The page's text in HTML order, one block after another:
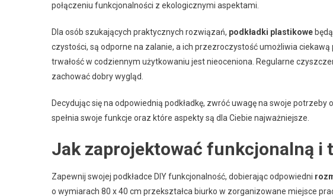
połączeniu funkcjonalności z ekologicznymi aspektami.
Dla osób szukających praktycznych rozwiązań, podkładki plastikowe
czystości, są odporne na zalanie, a ich przezroczystość umożliwia
trwałość w codziennym użytkowaniu jest nieoceniona. Regularne
zachować dobry wygląd.
Decydując się na odpowiednią podkładkę, zwróć uwagę na swoje
spełnia swoje funkcje oraz które aspekty są dla Ciebie najważniejsze.
Jak zaprojektować funkcjonalną i
Zapewnij swojej podkładce DIY funkcjonalność, dobierając odpowiedni
o wymiarach 80 x 40 cm przekształca biurko w zorganizowane miejsce